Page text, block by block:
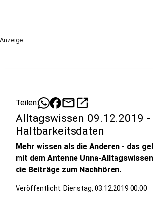
Anzeige
Teilen: mailopen_in_new
Alltagswissen 09.12.2019 -
Haltbarkeitsdaten
Mehr wissen als die Anderen - das
mit dem Antenne Unna-
die Beiträge zum Nachhören.
Veröffentlicht: Dienstag, 03.12.2019 00:00